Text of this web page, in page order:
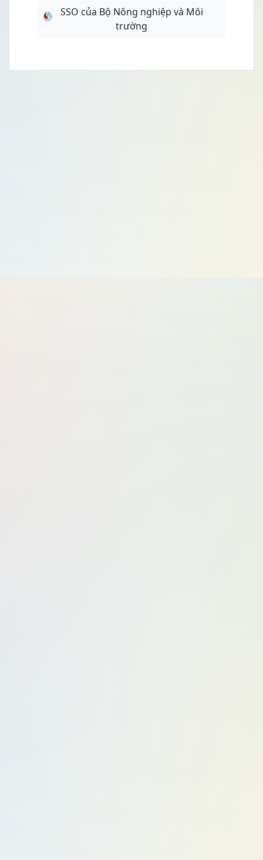
SSO của Bộ Nông nghiệp và Môi
trường